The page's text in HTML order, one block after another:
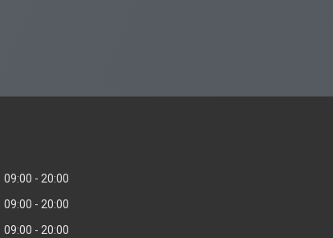
09:00
20:00
09:00
20:00
09:00
20:00